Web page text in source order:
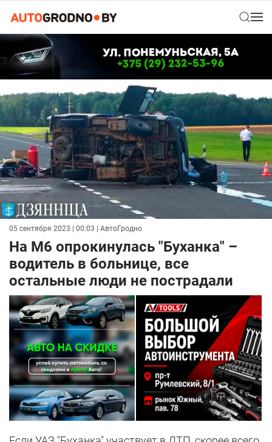
05 сентября 2023 | 00:03 | АвтоГродно
На М6 опрокинулась "Буханка" –
водитель в больнице, все
остальные люди не пострадали